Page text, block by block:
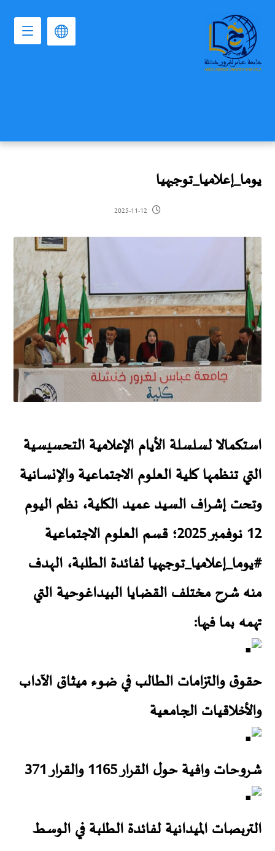
يوما_إعلاميا_توجيهيا
2025-11-12
استكمالا لسلسلة الأيام الإعلامية التحسيسية
التي تنظمها كلية العلوم الاجتماعية والإنسانية
وتحت إشراف السيد عميد الكلية، نظم اليوم
12 نوفمبر 2025؛ قسم العلوم الاجتماعية
#يوما_إعلاميا_توجيهيالفائدة الطلبة، الهدف
منه شرح مختلف القضايا البيداغوحية التي
تهمه بما فيها:
حقوق والتزامات الطالب في ضوء ميثاق الآداب
والأخلاقيات الجامعية
شروحات وافية حول القرار 1165 والقرار 371
التربصات الميدانية لفائدة الطلبة في الوسط